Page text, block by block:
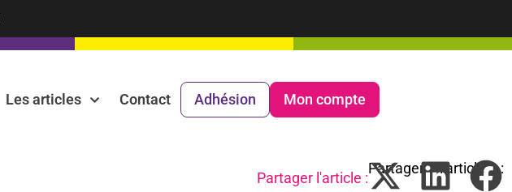
Les articles Contact Adhésion Mon compte
Partager l'article :